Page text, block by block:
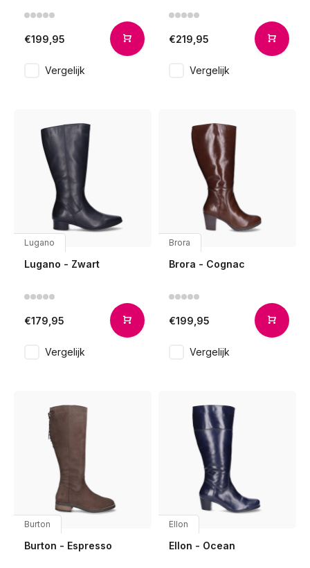
€199,95
Vergelijk
€219,95
Vergelijk
Lugano
Lugano - Zwart
€179,95
Vergelijk
Brora
Brora - Cognac
€199,95
Vergelijk
Burton
Burton - Espresso
Ellon
Ellon - Ocean